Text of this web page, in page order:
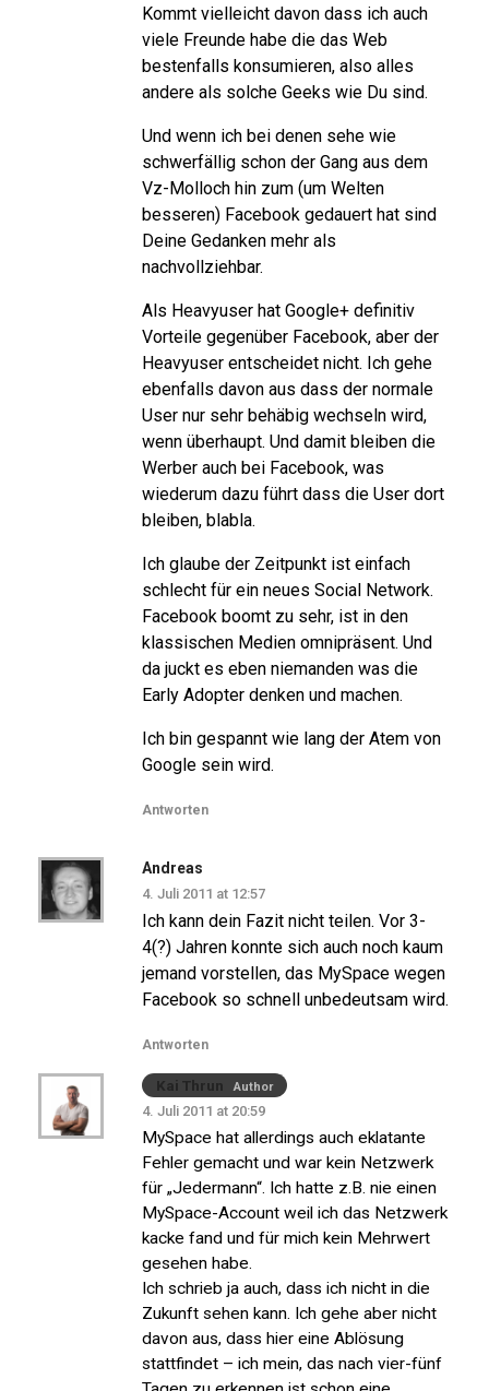
Kommt vielleicht davon dass ich auch
viele Freunde habe die das Web
bestenfalls konsumieren, also alles
andere als solche Geeks wie Du sind.
Und wenn ich bei denen sehe wie
schwerfällig schon der Gang aus dem
Vz-Molloch hin zum (um Welten
besseren) Facebook gedauert hat sind
Deine Gedanken mehr als
nachvollziehbar.
Als Heavyuser hat Google+ definitiv
Vorteile gegenüber Facebook, aber der
Heavyuser entscheidet nicht. Ich gehe
ebenfalls davon aus dass der normale
User nur sehr behäbig wechseln wird,
wenn überhaupt. Und damit bleiben die
Werber auch bei Facebook, was
wiederum dazu führt dass die User dort
bleiben, blabla.
Ich glaube der Zeitpunkt ist einfach
schlecht für ein neues Social Network.
Facebook boomt zu sehr, ist in den
klassischen Medien omnipräsent. Und
da juckt es eben niemanden was die
Early Adopter denken und machen.
Ich bin gespannt wie lang der Atem von
Google sein wird.
Antworten
Andreas
4. Juli 2011 at 12:57
Ich kann dein Fazit nicht teilen. Vor 3-
4(?) Jahren konnte sich auch noch kaum
jemand vorstellen, das MySpace wegen
Facebook so schnell unbedeutsam wird.
Antworten
Kai Thrun Author
4. Juli 2011 at 20:59
MySpace hat allerdings auch eklatante
Fehler gemacht und war kein Netzwerk
für „Jedermann“. Ich hatte z.B. nie einen
MySpace-Account weil ich das Netzwerk
kacke fand und für mich kein Mehrwert
gesehen habe.
Ich schrieb ja auch, dass ich nicht in die
Zukunft sehen kann. Ich gehe aber nicht
davon aus, dass hier eine Ablösung
stattfindet – ich mein, das nach vier-fünf